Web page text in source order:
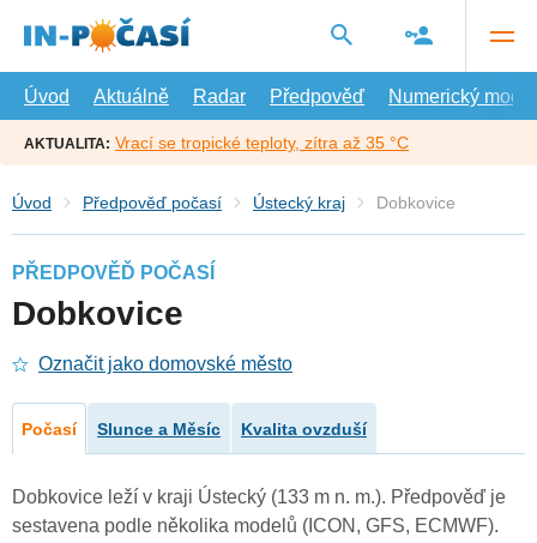
hlavní
Úvod
Aktuálně Radar Předpověď Numerický model
AKTUALITA: Vrací se tropické teploty, zítra až 35 °C
Úvod Předpověď počasí Ústecký kraj Dobkovice
PŘEDPOVĚĎ POČASÍ
Dobkovice
Označit jako domovské město
Počasí Slunce a Měsíc Kvalita ovzduší
Dobkovice leží v kraji Ústecký (133 m n. m.). Předpověď je
sestavena podle několika modelů (ICON, GFS, ECMWF).